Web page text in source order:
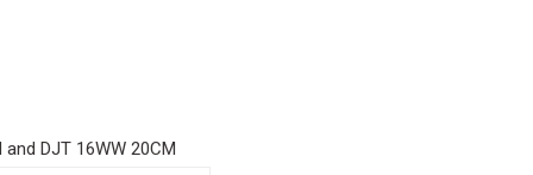
and DJT 16WW 20CM